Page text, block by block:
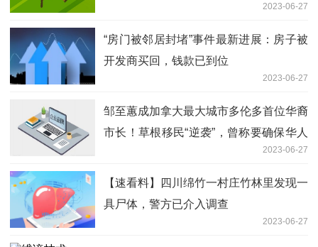
2023-06-27
“房门被邻居封堵”事件最新进展：房子被
开发商买回，钱款已到位
2023-06-27
邹至蕙成加拿大最大城市多伦多首位华裔
市长！草根移民“逆袭”，曾称要确保华人
2023-06-27
【速看料】四川绵竹一村庄竹林里发现一
具尸体，警方已介入调查
2023-06-27